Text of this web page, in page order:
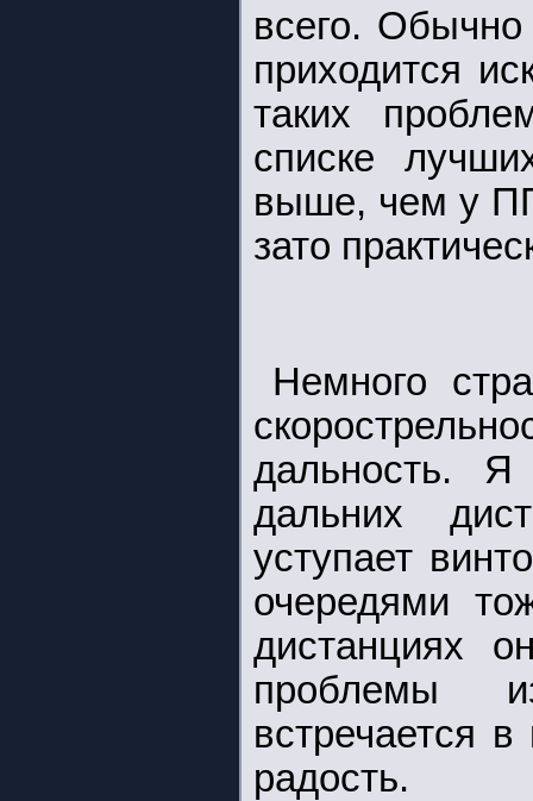
всего.
приходится
таких
списке
выше, чем у
зато
Немного
дальность.
дальних
уступает
очередями
дистанциях
проблемы
встречается
радость.